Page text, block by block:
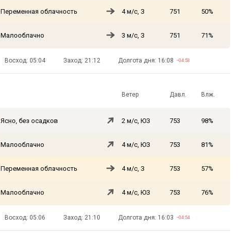
Переменная облачность 4 м/с, З 751 50%
Малооблачно 3 м/с, З 751 71%
Восход: 05:04 Заход: 21:12 Долгота дня: 16:08 −04:53
Ветер Давл. Влж.
Ясно, без осадков 2 м/с, ЮЗ 753 98%
Малооблачно 4 м/с, ЮЗ 753 81%
Переменная облачность 4 м/с, З 753 57%
Малооблачно 4 м/с, ЮЗ 753 76%
Восход: 05:06 Заход: 21:10 Долгота дня: 16:03 −04:54